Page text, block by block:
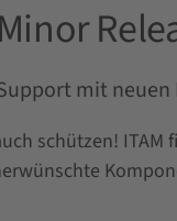
mit
schützen!